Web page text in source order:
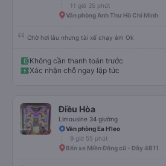
11 giờ 35 phút
Văn phòng Anh Thư Hồ Chí Minh
Chờ hơi lâu nhưng tài xế chạy êm Ok
Không cần thanh toán trước
Xác nhận chỗ ngay lập tức
Điều Hòa
Limousine 34 giường
Văn phòng Ea H'leo
9 giờ 55 phút
Bến xe Miền Đông cũ - Dãy 4B11